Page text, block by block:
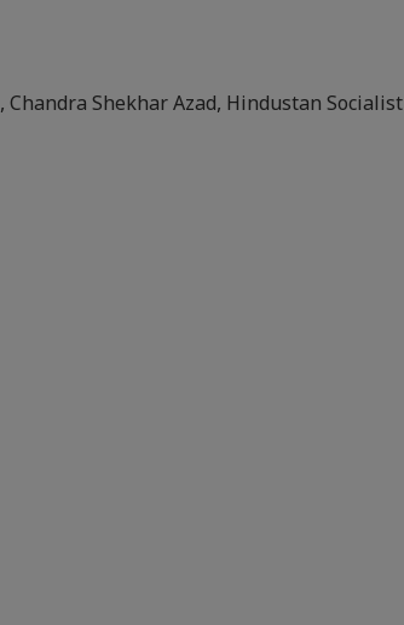
, Chandra Shekhar Azad, Hindustan Socialist